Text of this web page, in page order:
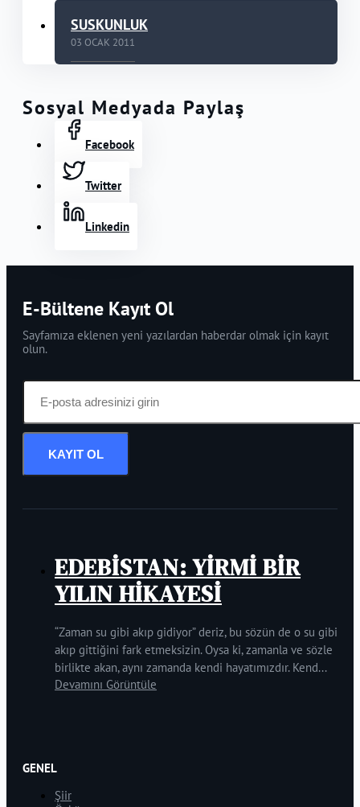
SUSKUNLUK
03 OCAK 2011
Sosyal Medyada Paylaş
Facebook
Twitter
Linkedin
E-Bültene Kayıt Ol
Sayfamıza eklenen yeni yazılardan haberdar olmak için kayıt
olun.
KAYIT OL
EDEBİSTAN: YİRMİ BİR
YILIN HİKAYESİ
“Zaman su gibi akıp gidiyor” deriz, bu sözün de o su gibi
akıp gittiğini fark etmeksizin. Oysa ki, zamanla ve sözle
birlikte akan, aynı zamanda kendi hayatımızdır. Kend...
Devamını Görüntüle
GENEL
Şiir